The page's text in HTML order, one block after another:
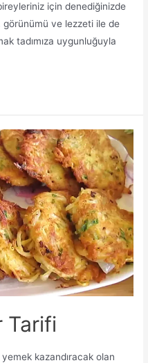
için denediğinizde
görünümü ve lezzeti ile de
tadımıza uygunluğuyla
Tarifi
kazandıracak olan